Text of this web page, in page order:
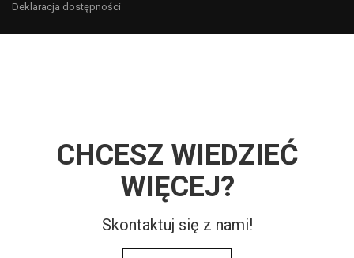
Deklaracja dostępności
CHCESZ WIEDZIEĆ
WIĘCEJ?
Skontaktuj się z nami!